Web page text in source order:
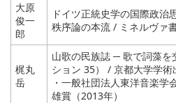
大原
俊一
郎
ドイツ正統史学の国際政
秩序論の本流 / ミネルヴァ
梶丸
岳
山歌の民族誌 ─ 歌で詞藻を
ション 35） / 京都大学学術
・一般社団法人東洋音楽学
雄賞（2013年）